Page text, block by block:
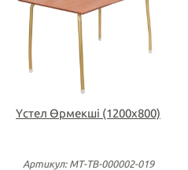
Үстел Өрмекші (1200х800)
Артикул: МТ-ТВ-000002-019